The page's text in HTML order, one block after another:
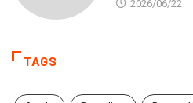
2026/06/22
TAGS